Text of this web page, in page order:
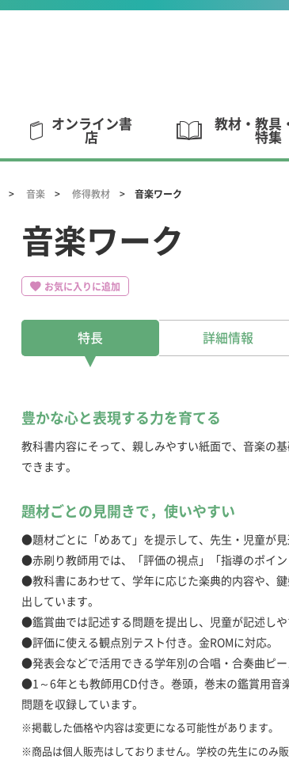
オンライン書
店
教材・教具
特集
音楽 修得教材 音楽ワーク
音楽ワーク
お気に入りに追加
特長 詳細情報
豊かな心と表現する力を育てる
教科書内容にそって、親しみやすい紙面で、音楽の
できます。
題材ごとの見開きで，使いやすい
●題材ごとに「めあて」を提示して、先生・児童が
●赤刷り教師用では、「評価の視点」「指導のポイ
●教科書にあわせて、学年に応じた楽典的内容や、
出しています。
●鑑賞曲では記述する問題を提出し、児童が記述し
●評価に使える観点別テスト付き。金ROMに対応。
●発表会などで活用できる学年別の合唱・合奏曲ピー
●1～6年とも教師用CD付き。巻頭，巻末の鑑賞用音
問題を収録しています。
※掲載した価格や内容は変更になる可能性があります。
※商品は個人販売はしておりません。学校の先生にのみ